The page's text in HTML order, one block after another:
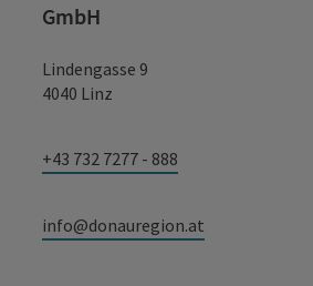
GmbH
Lindengasse 9
4040 Linz
+43 732 7277 - 888
info@donauregion.at